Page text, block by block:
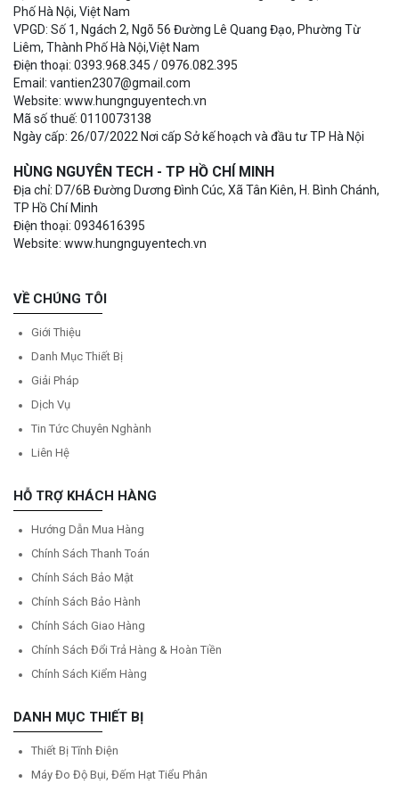
Phố Hà Nội, Việt Nam
VPGD: Số 1, Ngách 2, Ngõ 56 Đường Lê Quang Đạo, Phường Từ
Liêm, Thành Phố Hà Nội,Việt Nam
Điện thoại: 0393.968.345 / 0976.082.395
Email: vantien2307@gmail.com
Website: www.hungnguyentech.vn
Mã số thuế: 0110073138
Ngày cấp: 26/07/2022 Nơi cấp Sở kế hoạch và đầu tư TP Hà Nội
HÙNG NGUYÊN TECH - TP HỒ CHÍ MINH
Địa chỉ: D7/6B Đường Dương Đình Cúc, Xã Tân Kiên, H. Bình Chánh,
TP Hồ Chí Minh
Điện thoại: 0934616395
Website: www.hungnguyentech.vn
VỀ CHÚNG TÔI
Giới Thiệu
Danh Mục Thiết Bị
Giải Pháp
Dịch Vụ
Tin Tức Chuyên Nghành
Liên Hệ
HỖ TRỢ KHÁCH HÀNG
Hướng Dẫn Mua Hàng
Chính Sách Thanh Toán
Chính Sách Bảo Mật
Chính Sách Bảo Hành
Chính Sách Giao Hàng
Chính Sách Đổi Trả Hàng & Hoàn Tiền
Chính Sách Kiểm Hàng
DANH MỤC THIẾT BỊ
Thiết Bị Tĩnh Điện
Máy Đo Độ Bụi, Đếm Hạt Tiểu Phân